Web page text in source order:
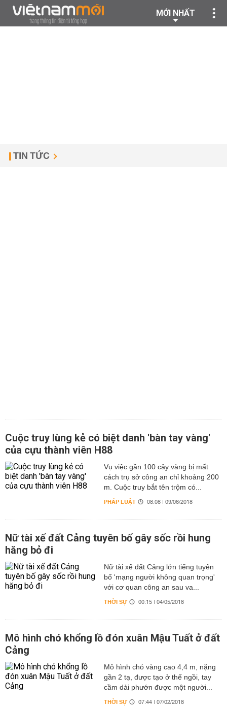
MỚI NHẤT
TIN TỨC
Cuộc truy lùng kẻ có biệt danh 'bàn tay vàng'
của cựu thành viên H88
Vụ việc gần 100 cây vàng bị mất
cách trụ sở công an chỉ khoảng 200
m. Cuộc truy bắt tên trộm có...
PHÁP LUẬT 08:08 | 09/06/2018
Nữ tài xế đất Cảng tuyên bố gây sốc rồi hung
hăng bỏ đi
Nữ tài xế đất Cảng lớn tiếng tuyên
bố 'mạng người không quan trọng'
với cơ quan công an sau va...
THỜI SỰ 00:15 | 04/05/2018
Mô hình chó khổng lồ đón xuân Mậu Tuất ở đất
Cảng
Mô hình chó vàng cao 4,4 m, nặng
gần 2 tạ, được tạo ở thế ngồi, tay
cầm dải phướn được một người...
THỜI SỰ 07:44 | 07/02/2018